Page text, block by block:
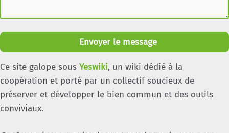
Envoyer le message
Ce site galope sous Yeswiki, un wiki dédié à la
coopération et porté par un collectif soucieux de
préserver et développer le bien commun et des outils
conviviaux.